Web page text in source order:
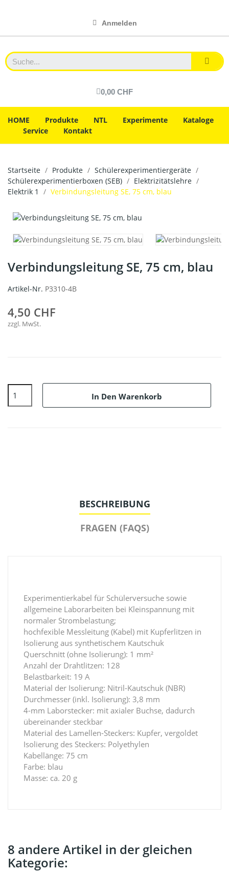
Anmelden
0,00 CHF
HOME Produkte NTL Experimente
Kataloge
Service
Kontakt
Startseite Produkte
Schülerexperimentiergeräte
Schülerexperimentierboxen (SEB)
Elektrizitätslehre
Elektrik 1
Verbindungsleitung SE, 75 cm, blau
Verbindungsleitung SE, 75 cm, blau
Artikel-Nr. P3310-4B
4,50 CHF
zzgl. MwSt.
In Den Warenkorb
BESCHREIBUNG
FRAGEN (FAQS)
Experimentierkabel für Schülerversuche sowie
allgemeine Laborarbeiten bei Kleinspannung mit
normaler Strombelastung;
hochfexible Messleitung (Kabel) mit Kupferlitzen in
Isolierung aus synthetischem Kautschuk
Querschnitt (ohne Isolierung): 1 mm²
Anzahl der Drahtlitzen: 128
Belastbarkeit: 19 A
Material der Isolierung: Nitril-Kautschuk (NBR)
Durchmesser (inkl. Isolierung): 3,8 mm
4-mm Laborstecker: mit axialer Buchse, dadurch
übereinander steckbar
Material des Lamellen-Steckers: Kupfer, vergoldet
Isolierung des Steckers: Polyethylen
Kabellänge: 75 cm
Farbe: blau
Masse: ca. 20 g
8 andere Artikel in der gleichen
Kategorie: